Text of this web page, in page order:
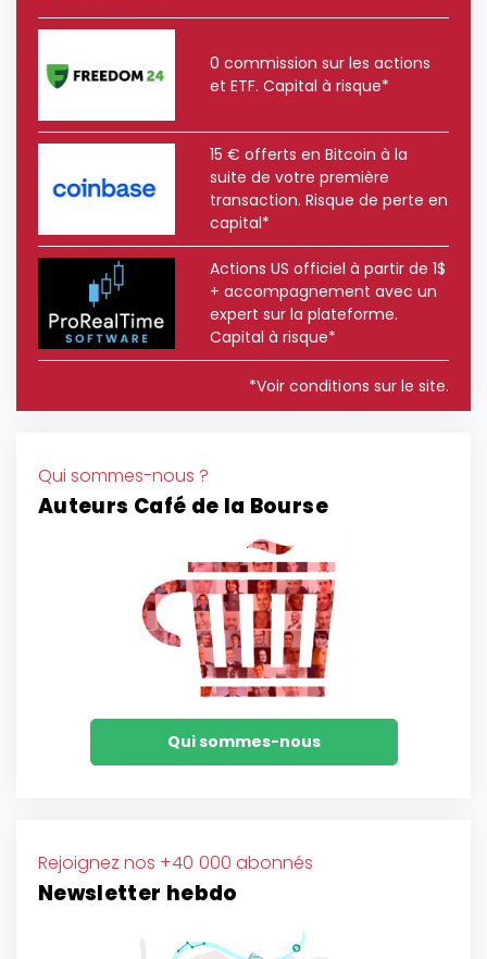
0 commission sur les actions
et ETF. Capital à risque*
15 € offerts en Bitcoin à la
suite de votre première
transaction. Risque de perte en
capital*
Actions US officiel à partir de 1$
+ accompagnement avec un
expert sur la plateforme.
Capital à risque*
*Voir conditions sur le site.
Qui sommes-nous ?
Auteurs Café de la Bourse
Qui sommes-nous
Rejoignez nos +40 000 abonnés
Newsletter hebdo